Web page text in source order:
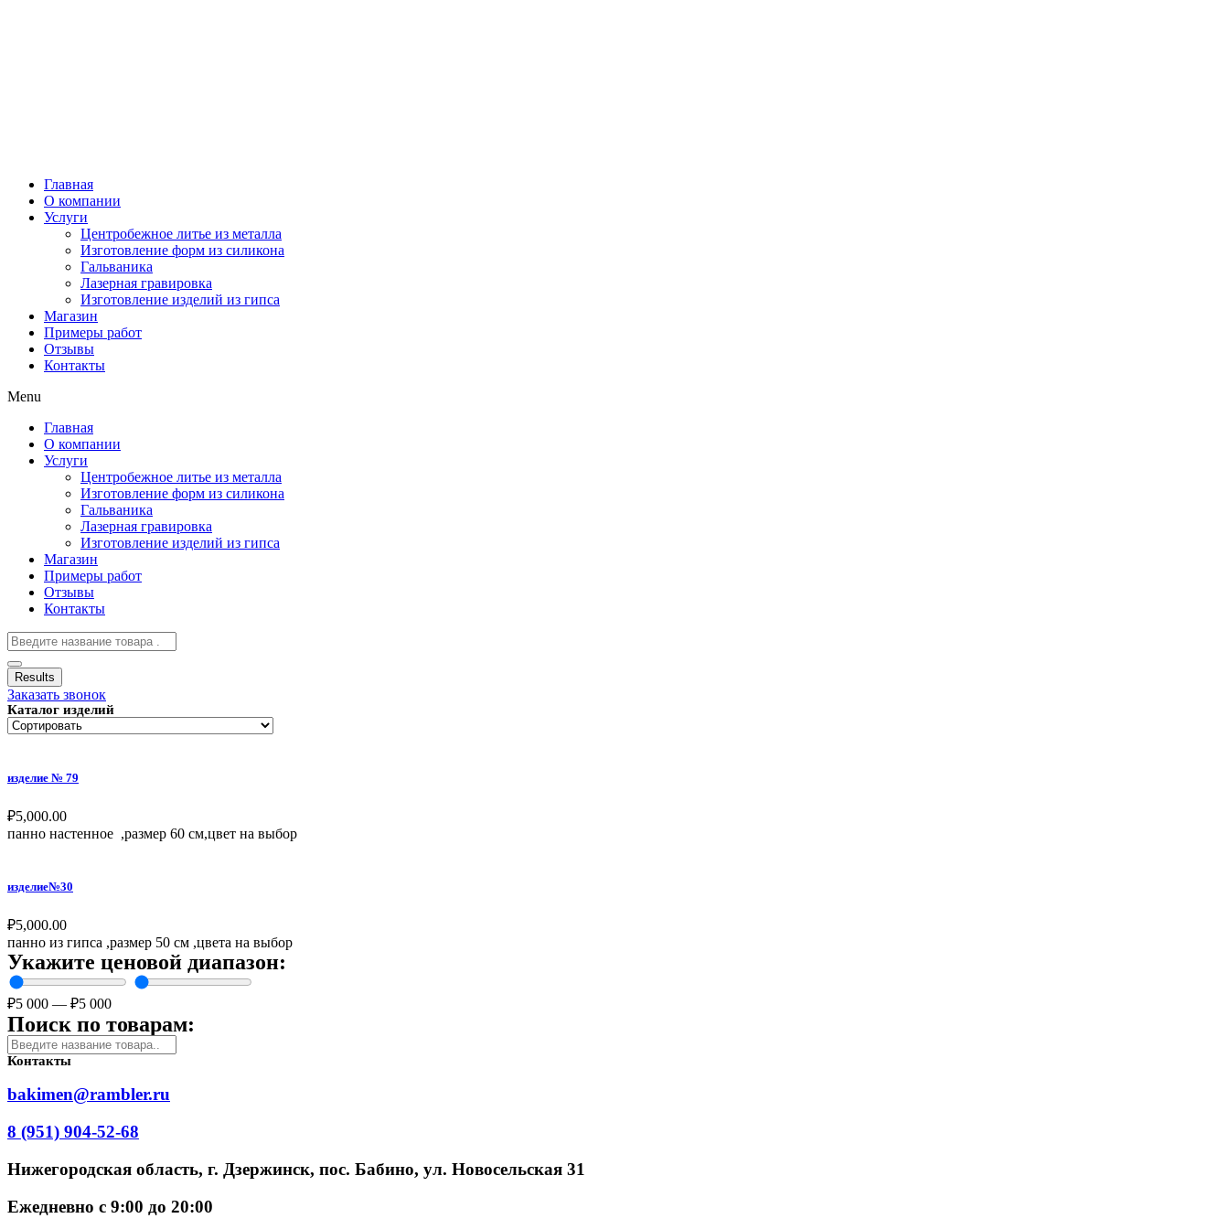
Главная
О компании
Услуги
Центробежное литье из металла
Изготовление форм из силикона
Гальваника
Лазерная гравировка
Изготовление изделий из гипса
Магазин
Примеры работ
Отзывы
Контакты
Menu
Главная
О компании
Услуги
Центробежное литье из металла
Изготовление форм из силикона
Гальваника
Лазерная гравировка
Изготовление изделий из гипса
Магазин
Примеры работ
Отзывы
Контакты
Results
Заказать звонок
Каталог изделий
изделие № 79
₽5,000.00
панно настенное ,размер 60 см,цвет на выбор
изделие№30
₽5,000.00
панно из гипса ,размер 50 см ,цвета на выбор
Укажите ценовой диапазон:
₽5 000 — ₽5 000
Поиск по товарам:
Контакты
bakimen@rambler.ru
8 (951) 904-52-68
Нижегородская область, г. Дзержинск, пос. Бабино, ул. Новосельская 31
Ежедневно с 9:00 до 20:00